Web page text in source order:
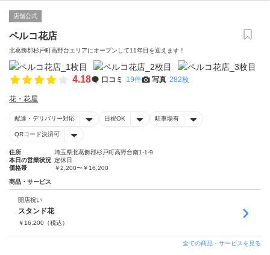
店舗公式
ペルコ花店
北葛飾郡杉戸町高野台エリアにオープンして11年目を迎えます！
4.18 口コミ 19件 写真 282枚
花・花屋
配達・デリバリー対応 日祝OK 駐車場有
QRコード決済可
住所
埼玉県北葛飾郡杉戸町高野台南1-1-9
本日の営業状況 定休日
価格帯
￥2,200〜￥16,200
商品・サービス
開店祝い
スタンド花
￥ 16,200 （税込）
全ての商品・サービスを見る